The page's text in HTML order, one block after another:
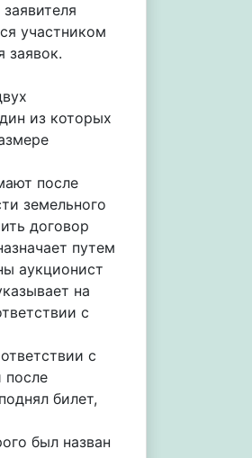
участником
заявок.
из которых
после
земельного
договор
путем
аукционист
на
с
с
после
билет,
был назван